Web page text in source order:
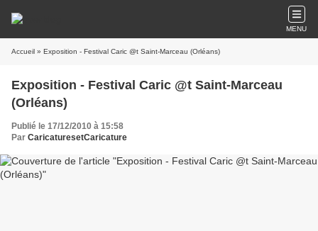
MENU
Accueil » Exposition - Festival Caric @t Saint-Marceau (Orléans)
Exposition - Festival Caric @t Saint-Marceau
(Orléans)
Publié le 17/12/2010 à 15:58
Par CaricaturesetCaricature